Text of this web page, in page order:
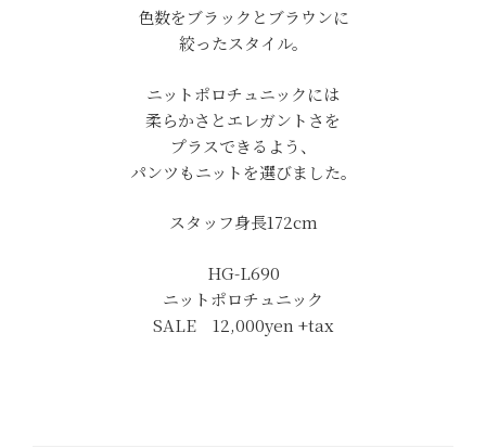
色数をブラックとブラウンに
絞ったスタイル。
ニットポロチュニックには
柔らかさとエレガントさを
プラスできるよう、
パンツもニットを選びました。
スタッフ身長172cm
HG-L690
ニットポロチュニック
SALE 12,000yen +tax